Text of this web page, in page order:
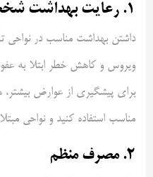
۱. رعایت بهداشت شخصی
داشتن بهداشت مناسب در نواحی
ویروس و کاهش خطر ابتلا به
برای پیشگیری از عوارض
مناسب استفاده کنید و نواحی
۲. مصرف منظم